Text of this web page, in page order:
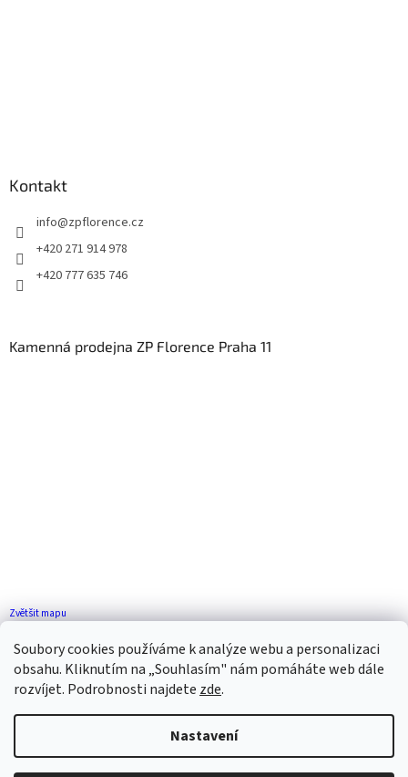
Soubory cookies používáme k analýze webu a personalizaci
obsahu. Kliknutím na „Souhlasím" nám pomáháte web dále
rozvíjet. Podrobnosti najdete zde.
Nastavení
Kontakt
info@zpflorence.cz
+420 271 914 978
+420 777 635 746
Kamenná prodejna ZP Florence Praha 11
Zvětšit mapu
Vytvořil Shoptet